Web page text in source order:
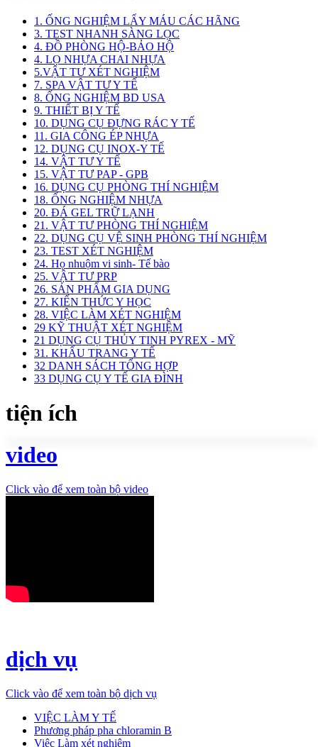
1. ỐNG NGHIỆM LẤY MÁU CÁC HÃNG
3. TEST NHANH SÀNG LỌC
4. ĐỒ PHÒNG HỘ-BẢO HỘ
4. LỌ NHỰA CHAI NHỰA
5.VẬT TƯ XÉT NGHIỆM
7. SPA VẬT TƯ Y TẾ
8. ỐNG NGHIỆM BD USA
9. THIẾT BỊ Y TẾ
10. DỤNG CỤ ĐỰNG RÁC Y TẾ
11. GIA CÔNG ÉP NHỰA
12. DỤNG CỤ INOX-Y TẾ
14. VẬT TƯ Y TẾ
15. VẬT TƯ PAP - GPB
16. DỤNG CỤ PHÒNG THÍ NGHIỆM
18. ỐNG NGHIỆM NHỰA
20. ĐÁ GEL TRỮ LẠNH
21. VẬT TƯ PHÒNG THÍ NGHIỆM
22. DỤNG CỤ VỆ SINH PHÒNG THÍ NGHIỆM
23. TEST XÉT NGHIỆM
24. Họ nhuộm vi sinh- Tế bào
25. VẬT TƯ PRP
26. SẢN PHẨM GIA DỤNG
27. KIẾN THỨC Y HỌC
28. VIỆC LÀM XÉT NGHIỆM
29 KỸ THUẬT XÉT NGHIỆM
21 DỤNG CỤ THỦY TINH PYREX - MỸ
31. KHẨU TRANG Y TẾ
32 DANH SÁCH TỔNG HỢP
33 DỤNG CỤ Y TẾ GIA ĐÌNH
tiện ích
video
Click vào để xem toàn bộ video
dịch vụ
Click vào để xem toàn bộ dịch vụ
VIỆC LÀM Y TẾ
Phương pháp pha chloramin B
Việc Làm xét nghiệm